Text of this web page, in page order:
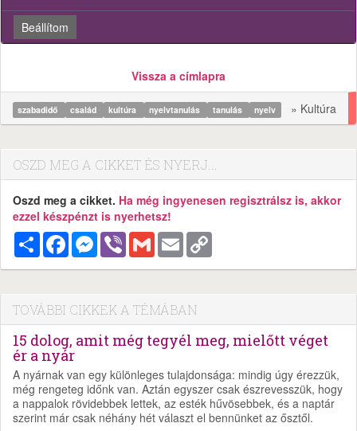
Beállítom
Vissza a címlapra
szabadidő család kultúra nyelvtanulás tanulás nyelv » Kultúra
OSZD MEG A CIKKET ÉS NYERJ...
Oszd meg a cikket. Ha még ingyenesen regisztrálsz is, akkor
ezzel készpénzt is nyerhetsz!
MegosztásFacebookMessenger
Viber Gmail Email
TOVÁBBI CIKKEK A TÉMÁBAN
15 dolog, amit még tegyél meg, mielőtt véget
ér a nyár
A nyárnak van egy különleges tulajdonsága: mindig úgy érezzük,
még rengeteg időnk van. Aztán egyszer csak észrevesszük, hogy
a nappalok rövidebbek lettek, az esték hűvösebbek, és a naptár
szerint már csak néhány hét választ el bennünket az ősztől.